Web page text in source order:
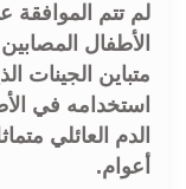
لم تتم
الأطفال
استخدامه في
أعوام.